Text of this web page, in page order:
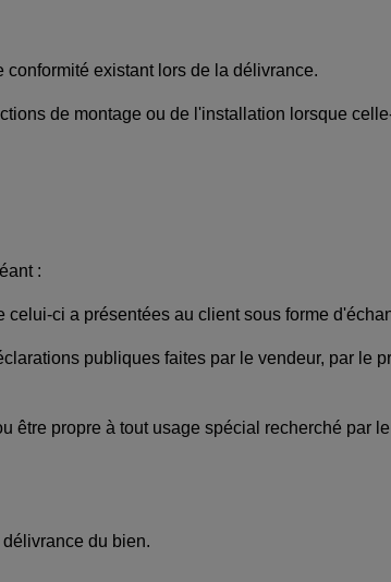
conformité existant lors de la délivrance.
de montage ou de l'installation lorsque
:
ci a présentées au client sous forme
publiques faites par le vendeur, par le
être propre à tout usage spécial recherché par
du bien.